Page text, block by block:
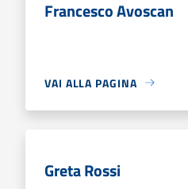
Francesco Avoscan
VAI ALLA PAGINA
Greta Rossi